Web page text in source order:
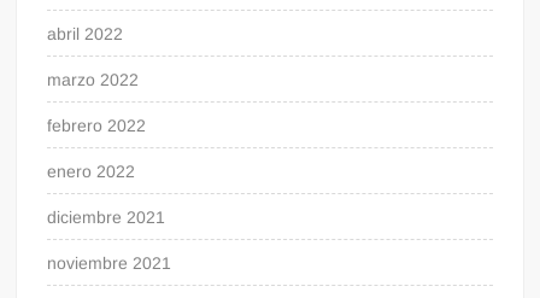
abril 2022
marzo 2022
febrero 2022
enero 2022
diciembre 2021
noviembre 2021